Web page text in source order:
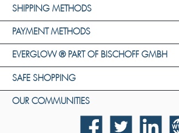
SHIPPING METHODS
PAYMENT METHODS
EVERGLOW ® PART OF BISCHOFF GMBH
SAFE SHOPPING
OUR COMMUNITIES